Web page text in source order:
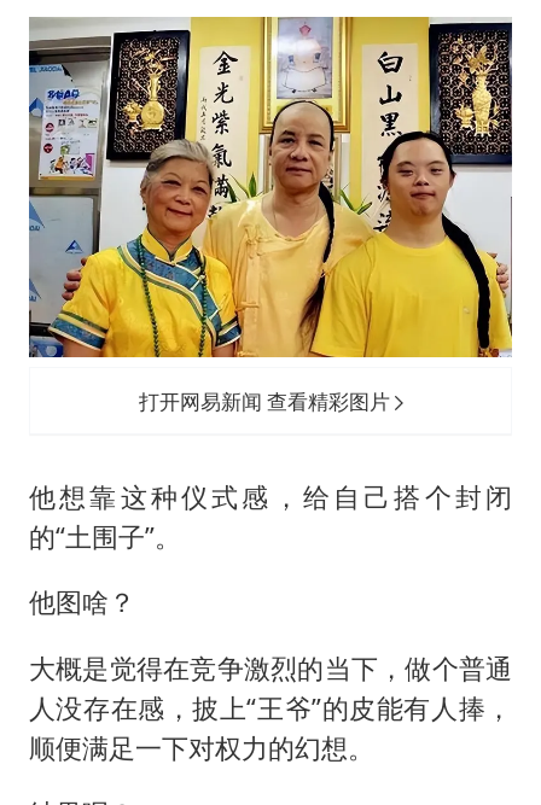
打开网易新闻 查看精彩图片
他想靠这种仪式感，给自己搭个封闭
的“土围子”。
他图啥？
大概是觉得在竞争激烈的当下，做个普通
人没存在感，披上“王爷”的皮能有人捧，
顺便满足一下对权力的幻想。